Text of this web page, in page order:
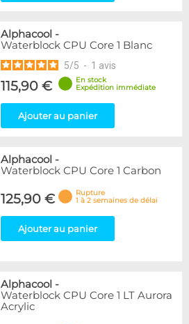
Alphacool -
Waterblock CPU Core 1 Blanc
5/5 - 1 avis
115,90 €
En stock
Expédition immédiate
Ajouter au panier
Alphacool -
Waterblock CPU Core 1 Carbon
125,90 €
Rupture
1 à 2 semaines de délai
Ajouter au panier
Alphacool -
Waterblock CPU Core 1 LT Aurora
Acrylic